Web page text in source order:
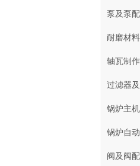
泵及泵
耐磨材料
轴瓦制
过滤器
锅炉主
锅炉自
阀及阀